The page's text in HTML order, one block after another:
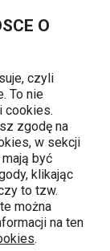
O
czyli
To nie
cookies.
zgodę na
w sekcji
być
klikając
to tzw.
można
na ten
.
kuchnię z
małą